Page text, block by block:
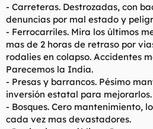
- Carreteras. Destrozadas, con
denuncias por mal estado y
- Ferrocarriles. Mira los últimos
mas de 2 horas de retraso por
rodalies en colapso. Accidentes
Parecemos la India.
- Presas y barrancos. Pésimo
inversión estatal para mejorarlos.
- Bosques. Cero mantenimiento,
cada vez mas devastadores.